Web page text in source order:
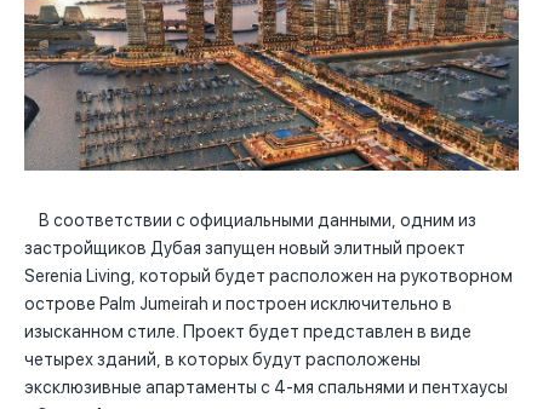
В соответствии с официальными данными, одним из
застройщиков Дубая запущен новый элитный проект
Serenia Living, который будет расположен на рукотворном
острове Palm Jumeirah и построен исключительно в
изысканном стиле. Проект будет представлен в виде
четырех зданий, в которых будут расположены
эксклюзивные апартаменты с 4-мя спальнями и пентхаусы